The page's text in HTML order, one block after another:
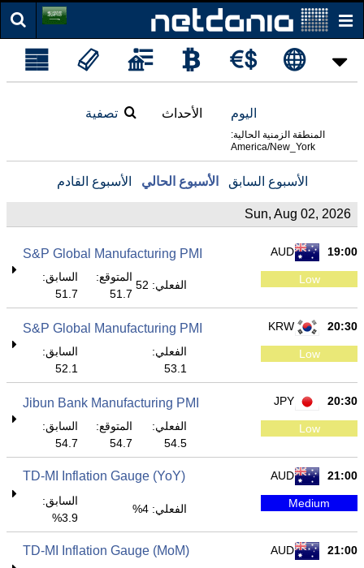
اليوم
المنطقة الزمنية الحالية:
America/New_York
الأحداث تصفية
الأسبوع السابق الأسبوع الحالي الأسبوع القادم
Sun, Aug 02, 2026
19:00
AUD
S&P Global Manufacturing PMI
Low الفعلي: 52
المتوقع:
51.7
السابق:
51.7
20:30
KRW
S&P Global Manufacturing PMI
Low
الفعلي:
53.1
السابق:
52.1
20:30
JPY
Jibun Bank Manufacturing PMI
Low
الفعلي:
54.5
المتوقع:
54.7
السابق:
54.7
21:00
AUD
TD-MI Inflation Gauge (YoY)
Medium الفعلي: 4%
السابق:
3.9%
21:00
AUD
TD-MI Inflation Gauge (MoM)